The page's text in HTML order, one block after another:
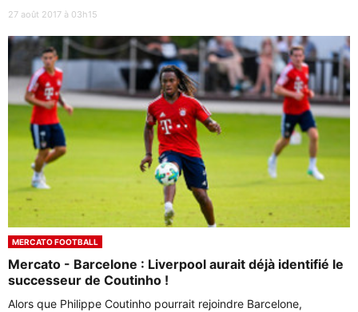
27 août 2017 à 03h15
MERCATO FOOTBALL
Mercato - Barcelone : Liverpool aurait déjà identifié le
successeur de Coutinho !
Alors que Philippe Coutinho pourrait rejoindre Barcelone,